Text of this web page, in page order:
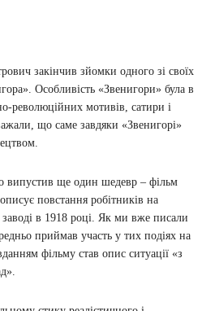
закінчив зйомки одного зі своїх
Особливість «Звенигори» була в
революційних мотивів, сатири і
що саме завдяки «Звенигорі»
випустив ще один шедевр – фільм
повстання робітників на
в 1918 році. Як ми вже писали
приймав участь у тих подіях на
фільму став опис ситуації «з